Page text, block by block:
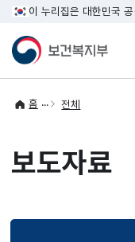
이 누리집은 대한민국
홈 전체
보도자료